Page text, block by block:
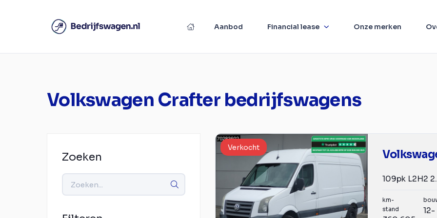
Aanbod Financial lease Onze merken
Volkswagen Crafter bedrijfswagens
Zoeken
Verkocht
km-
stand
12-